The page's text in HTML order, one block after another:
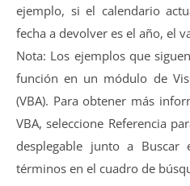
ejemplo, si el calendario
fecha a devolver es el año, el
Nota: Los ejemplos que
función en un módulo de
(VBA). Para obtener más
VBA, seleccione Referencia
desplegable junto a
términos en el cuadro de